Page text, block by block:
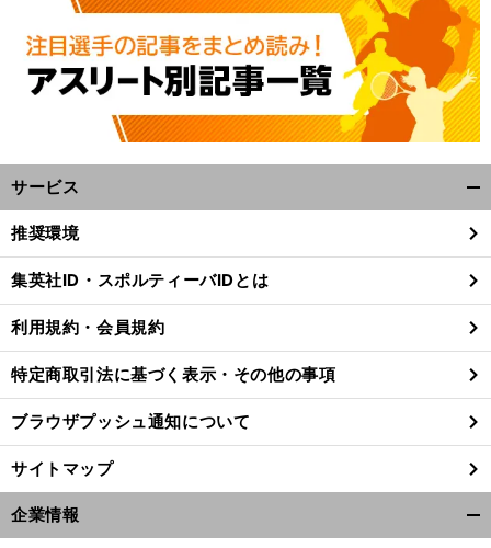
サービス
閉
る
推奨環境
集英社ID・スポルティーバIDとは
利用規約・会員規約
特定商取引法に基づく表示・その他の事項
ブラウザプッシュ通知について
サイトマップ
企業情報